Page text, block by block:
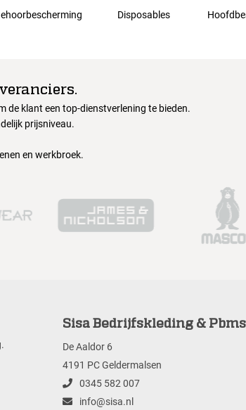
Disposables
de klant een top-dienstverlening te bieden.
prijsniveau.
en werkbroek.
Sisa Bedrijfskleding &
De Aaldor 6
4191 PC Geldermalsen
0345 582 007
info@sisa.nl